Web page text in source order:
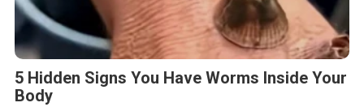
5 Hidden Signs You Have Worms Inside Your
Body